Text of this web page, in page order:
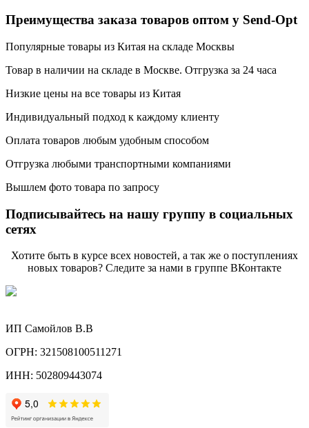
Преимущества заказа товаров оптом у Send-Opt
Популярные товары из Китая на складе Москвы
Товар в наличии на складе в Москве. Отгрузка за 24 часа
Низкие цены на все товары из Китая
Индивидуальный подход к каждому клиенту
Оплата товаров любым удобным способом
Отгрузка любыми транспортными компаниями
Вышлем фото товара по запросу
Подписывайтесь на нашу группу в социальных
сетях
Хотите быть в курсе всех новостей, а так же о поступлениях
новых товаров? Следите за нами в группе ВКонтакте
ИП Самойлов В.В
ОГРН: 321508100511271
ИНН: 502809443074